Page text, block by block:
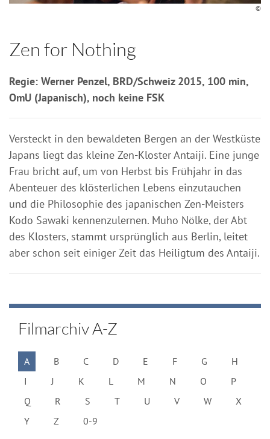
©
Zen for Nothing
Regie: Werner Penzel, BRD/Schweiz 2015, 100 min,
OmU (Japanisch), noch keine FSK
Versteckt in den bewaldeten Bergen an der Westküste
Japans liegt das kleine Zen-Kloster Antaiji. Eine junge
Frau bricht auf, um von Herbst bis Frühjahr in das
Abenteuer des klösterlichen Lebens einzutauchen
und die Philosophie des japanischen Zen-Meisters
Kodo Sawaki kennenzulernen. Muho Nölke, der Abt
des Klosters, stammt ursprünglich aus Berlin, leitet
aber schon seit einiger Zeit das Heiligtum des Antaiji.
Filmarchiv A-Z
A B C D E F G
H
I
J K L M N O
P
Q
R S T U V W
X
Y
Z 0-9